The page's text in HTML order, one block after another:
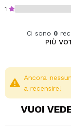
1
Ci sono 0
PIÙ
Ancora
a recensire!
VUOI